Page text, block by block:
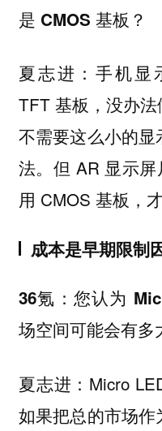
是 CMOS 基板？
夏志进：手机显
TFT 基板，没办
不需要这么小的
法。但 AR 显示
用 CMOS 基板，
成本是早期限制
36氪：您认为
场空间可能会有多
夏志进：Micro
如果把总的市场